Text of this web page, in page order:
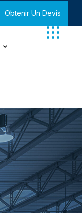
Obtenir Un Devis